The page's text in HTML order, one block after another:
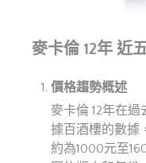
麥卡倫 12年 近
價格趨勢概述
麥卡倫 12年在
據百酒樓的數據
約為1000元至